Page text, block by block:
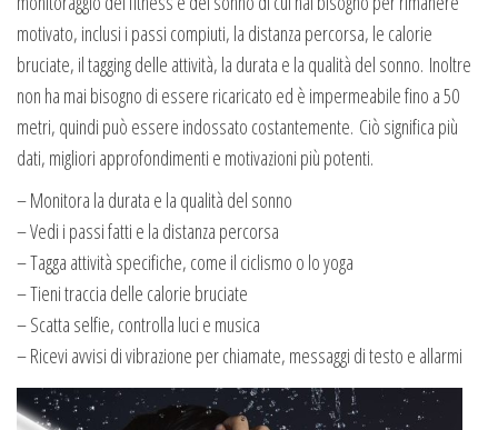
motivato, inclusi i passi compiuti, la distanza percorsa, le calorie
bruciate, il tagging delle attività, la durata e la qualità del sonno. Inoltre
non ha mai bisogno di essere ricaricato ed è impermeabile fino a 50
metri, quindi può essere indossato costantemente. Ciò significa più
dati, migliori approfondimenti e motivazioni più potenti.
– Monitora la durata e la qualità del sonno
– Vedi i passi fatti e la distanza percorsa
– Tagga attività specifiche, come il ciclismo o lo yoga
– Tieni traccia delle calorie bruciate
– Scatta selfie, controlla luci e musica
– Ricevi avvisi di vibrazione per chiamate, messaggi di testo e allarmi